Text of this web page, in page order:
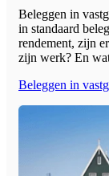
Beleggen in
in standaard
rendement, zijn
zijn werk? En
Beleggen in